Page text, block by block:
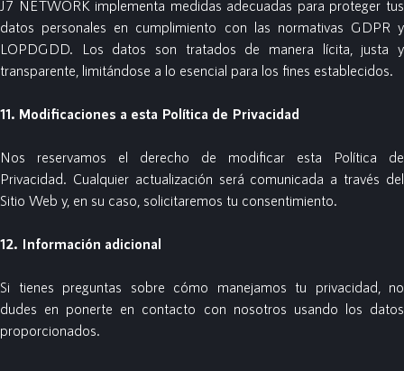
J7 NETWORK implementa medidas adecuadas para proteger tus
datos personales en cumplimiento con las normativas GDPR y
LOPDGDD. Los datos son tratados de manera lícita, justa y
transparente, limitándose a lo esencial para los fines establecidos.
11. Modificaciones a esta Política de Privacidad
Nos reservamos el derecho de modificar esta Política de
Privacidad. Cualquier actualización será comunicada a través del
Sitio Web y, en su caso, solicitaremos tu consentimiento.
12. Información adicional
Si tienes preguntas sobre cómo manejamos tu privacidad, no
dudes en ponerte en contacto con nosotros usando los datos
proporcionados.